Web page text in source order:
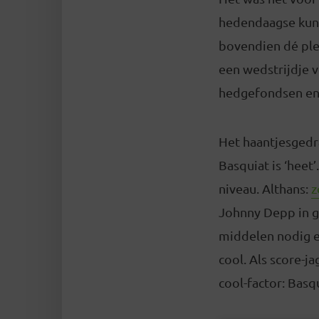
hedendaagse
bovendien dé
een wedstrijdje
hedgefondsen
Het
Basquiat is
niveau. Althans:
Johnny Depp in
middelen nodig
cool. Als score-
cool-factor: